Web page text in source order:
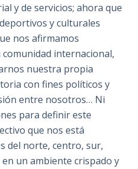
y de servicios; ahora que
y culturales
nos afirmamos
internacional,
nuestra propia
con fines políticos y
entre nosotros… Ni
para definir este
que nos está
del norte, centro, sur,
un ambiente crispado y